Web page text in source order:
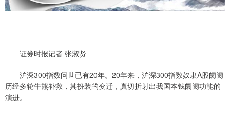
证券时报记者 张淑贤
沪深300指数问世已有20年。20年来，沪深300指数奴隶A股阛阓
历经多轮牛熊补救，其扮装的变迁，真切折射出我国本钱阛阓功能的
演进。